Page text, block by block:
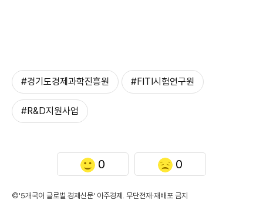
#경기도경제과학진흥원 #FITI시험연구원
#R&D지원사업
0 0
©'5개국어 글로벌 경제신문' 아주경제. 무단전재·재배포 금지